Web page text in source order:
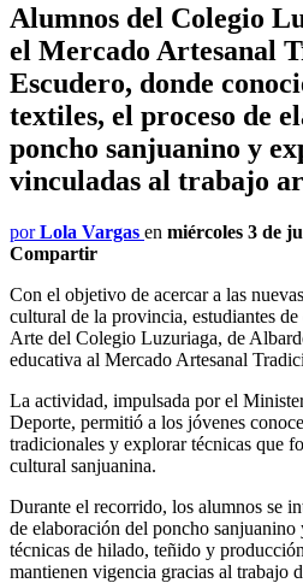
Alumnos del Colegio
el Mercado Artesanal
Escudero, donde
textiles, el proceso de
poncho sanjuanino y
vinculadas al trabajo
porLola Vargas en miércoles 3 de
Compartir
Con el objetivo de acercar a las
cultural de la provincia, estudiantes
Arte del Colegio Luzuriaga, de
educativa al Mercado Artesanal
La actividad, impulsada por el
Deporte, permitió a los jóvenes
tradicionales y explorar técnicas que
cultural sanjuanina.
Durante el recorrido, los alumnos se
de elaboración del poncho sanjuanino
técnicas de hilado, teñido y
mantienen vigencia gracias al trabajo